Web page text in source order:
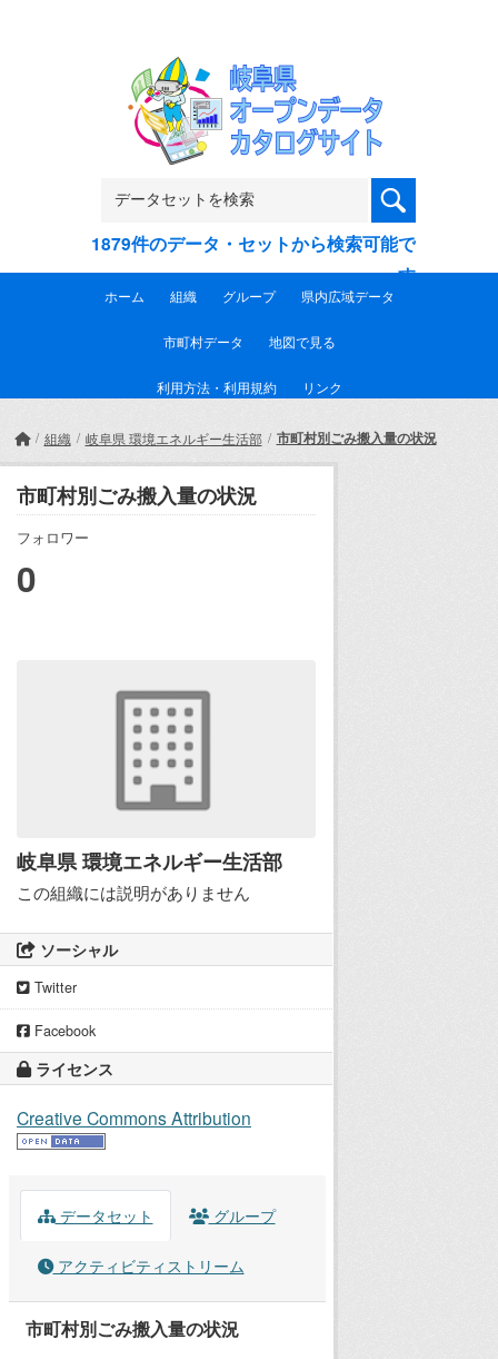
1879件のデータ・セットから検索可能で
す
ホーム 組織 グループ 県内広域データ
市町村データ 地図で見る
利用方法・利用規約 リンク
組織 岐阜県 環境エネルギー生活部 市町村別ごみ搬入量の状況
市町村別ごみ搬入量の状況
フォロワー
0
岐阜県 環境エネルギー生活部
この組織には説明がありません
ソーシャル
Twitter
Facebook
ライセンス
Creative Commons Attribution
データセット グループ
アクティビティストリーム
市町村別ごみ搬入量の状況